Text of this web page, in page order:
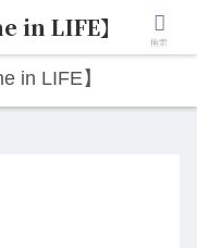
写真と日々のこと。
in LIFE】
in LIFE】 検索